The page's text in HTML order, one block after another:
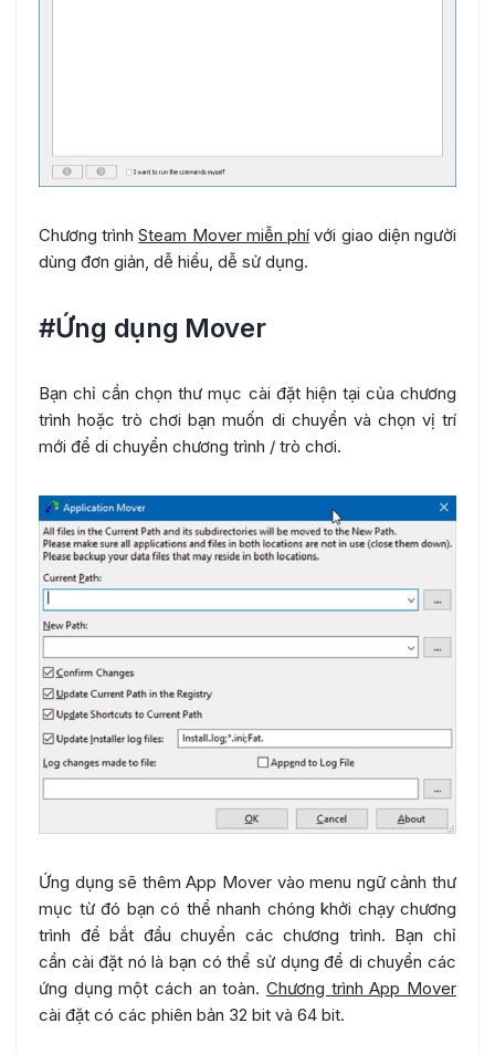
Chương trìnhSteam Mover miễn phí với giao diện người
dùng đơn giản, dễ hiểu, dễ sử dụng.
#Ứng dụng Mover
Bạn chỉ cần chọn thư mục cài đặt hiện tại của chương
trình hoặc trò chơi bạn muốn di chuyển và chọn vị trí
mới để di chuyển chương trình / trò chơi.
Ứng dụng sẽ thêm App Mover vào menu ngữ cảnh thư
mục từ đó bạn có thể nhanh chóng khởi chạy chương
trình để bắt đầu chuyển các chương trình. Bạn chỉ
cần cài đặt nó là bạn có thể sử dụng để di chuyển các
ứng dụng một cách an toàn. Chương trình App Mover
cài đặt có các phiên bản 32 bit và 64 bit.